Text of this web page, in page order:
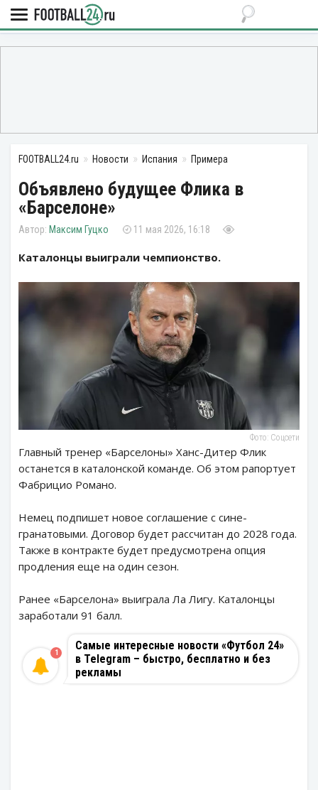
FOOTBALL24.ru Новости Испания Примера
Объявлено будущее Флика в
«Барселоне»
Максим Гуцко 11 мая 2026, 16:18
Каталонцы выиграли чемпионство.
Фото: Соцсети
Главный тренер «Барселоны» Ханс-Дитер Флик
останется в каталонской команде. Об этом рапортует
Фабрицио Романо.
Немец подпишет новое соглашение с сине-
гранатовыми. Договор будет рассчитан до 2028 года.
Также в контракте будет предусмотрена опция
продления еще на один сезон.
Ранее «Барселона» выиграла Ла Лигу. Каталонцы
заработали 91 балл.
Самые интересные новости «Футбол 24»
в Telegram – быстро, бесплатно и без
рекламы
1